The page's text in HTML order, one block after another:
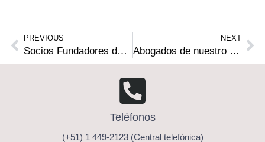
PREVIOUS
Socios Fundadores de nuestro Estudio participan como conferencistas en el Primer Curso de Derecho Médico de la Escuela Nacional de la Judicatura de República Dominicana
NEXT
Abogados de nuestro Estudio realizan conferencias en el 28° Congreso Mundial de Derecho Médico realizado en Batam, Indonesia
Teléfonos
(+51) 1 449-2123 (Central telefónica)